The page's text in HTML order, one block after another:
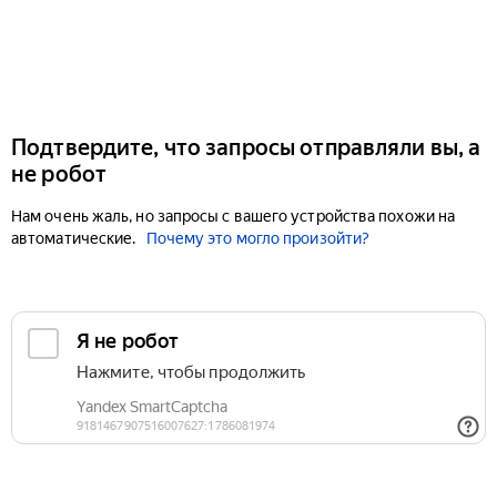
Подтвердите, что запросы отправляли вы, а
не робот
Нам очень жаль, но запросы с вашего устройства похожи на
автоматические.
Почему это могло произойти?